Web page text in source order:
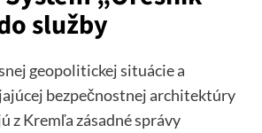
služby
geopolitickej situácie a
bezpečnostnej architektúry
z Kremľa zásadné správy